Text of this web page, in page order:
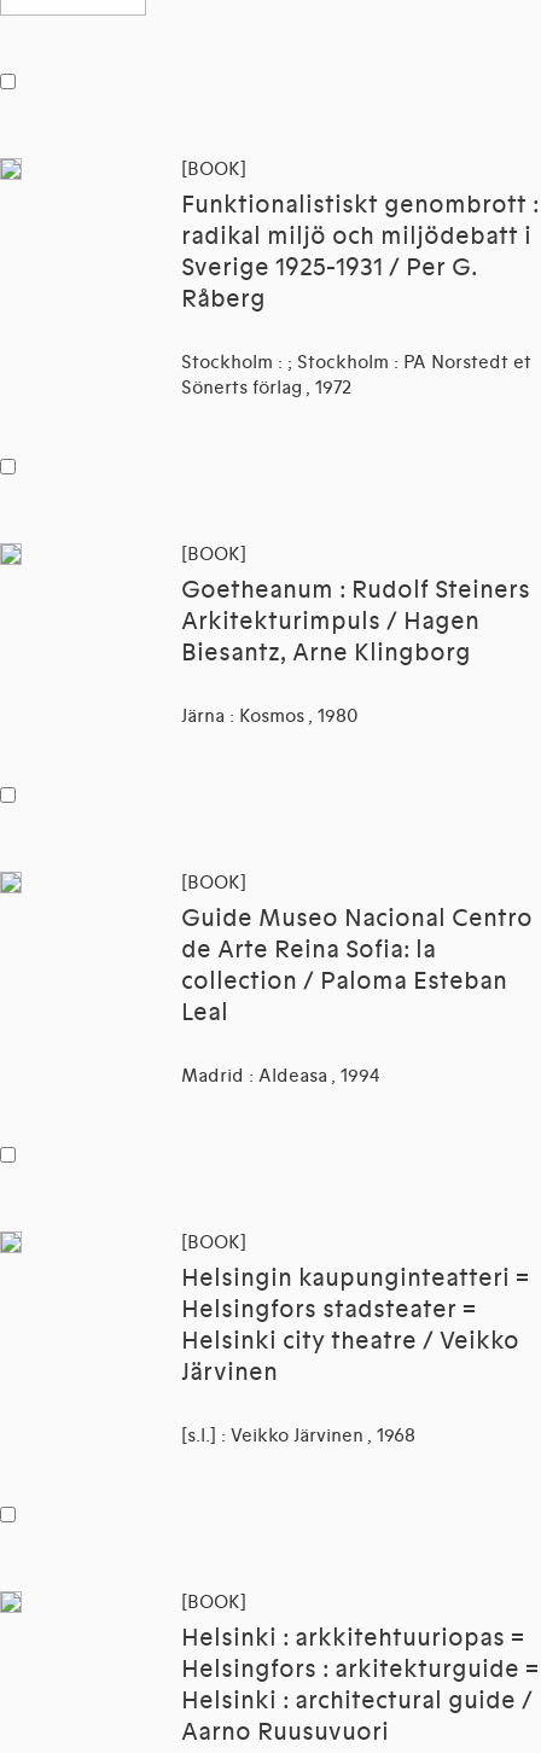
[BOOK]
Funktionalistiskt genombrott :
radikal miljö och miljödebatt i
Sverige 1925-1931 / Per G.
Råberg
Stockholm : ; Stockholm : PA Norstedt et
Sönerts förlag , 1972
[BOOK]
Goetheanum : Rudolf Steiners
Arkitekturimpuls / Hagen
Biesantz, Arne Klingborg
Järna : Kosmos , 1980
[BOOK]
Guide Museo Nacional Centro
de Arte Reina Sofia: la
collection / Paloma Esteban
Leal
Madrid : Aldeasa , 1994
[BOOK]
Helsingin kaupunginteatteri =
Helsingfors stadsteater =
Helsinki city theatre / Veikko
Järvinen
[s.l.] : Veikko Järvinen , 1968
[BOOK]
Helsinki : arkkitehtuuriopas =
Helsingfors : arkitekturguide =
Helsinki : architectural guide /
Aarno Ruusuvuori